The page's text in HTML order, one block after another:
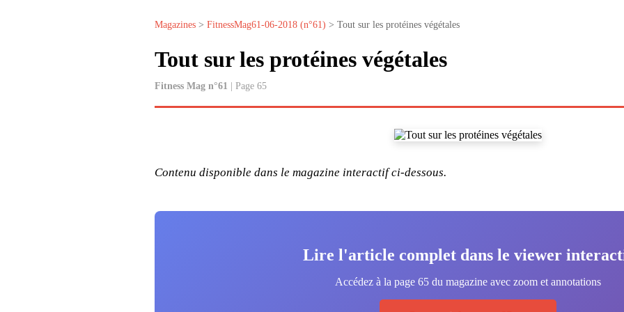
Magazines > FitnessMag61-06-2018 (n°61) > Tout sur les protéines végétales
Tout sur les protéines végétales
Fitness Mag n°61 | Page 65
Contenu disponible dans le magazine interactif ci-dessous.
Lire l'article complet dans le viewer
Accédez à la page 65 du magazine avec zoom et annotations